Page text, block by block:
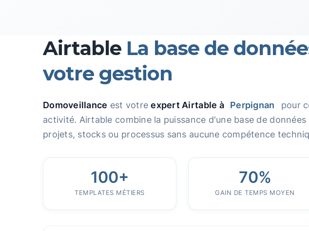
Airtable La base de
votre gestion
Domoveillance est votreexpert Airtable à Perpignan pour
activité. Airtable combine la puissance d'une base de
projets, stocks ou processus sans aucune compétence
100+
TEMPLATES MÉTIERS
70%
GAIN DE TEMPS MOYEN